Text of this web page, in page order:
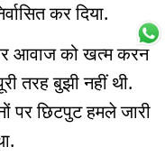
कर दिया.
आवाज को खत्म करने
तरह बुझी नहीं थी.
पर छिटपुट हमले जारी